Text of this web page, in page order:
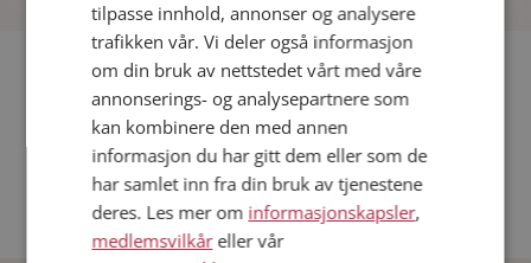
Fler single
Flere singlekvinner fra Årdal :Only one,Janne
Menn fra Årdal
Date kvinner i Norge
Date menn i Norge
tilpasse innhold, annonser og analysere
trafikken vår. Vi deler også informasjon
om din bruk av nettstedet vårt med våre
annonserings- og analysepartnere som
kan kombinere den med annen
informasjon du har gitt dem eller som de
har samlet inn fra din bruk av tjenestene
deres. Les mer om informasjonskapsler,
medlemsvilkåreller vår